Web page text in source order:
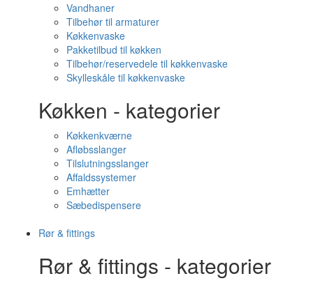
Vandhaner
Tilbehør til armaturer
Køkkenvaske
Pakketilbud til køkken
Tilbehør/reservedele til køkkenvaske
Skylleskåle til køkkenvaske
Køkken - kategorier
Køkkenkværne
Afløbsslanger
Tilslutningsslanger
Affaldssystemer
Emhætter
Sæbedispensere
Rør & fittings
Rør & fittings - kategorier